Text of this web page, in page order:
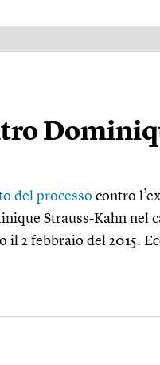
del processo contro
Strauss-Kahn nel
2 febbraio del 2015.